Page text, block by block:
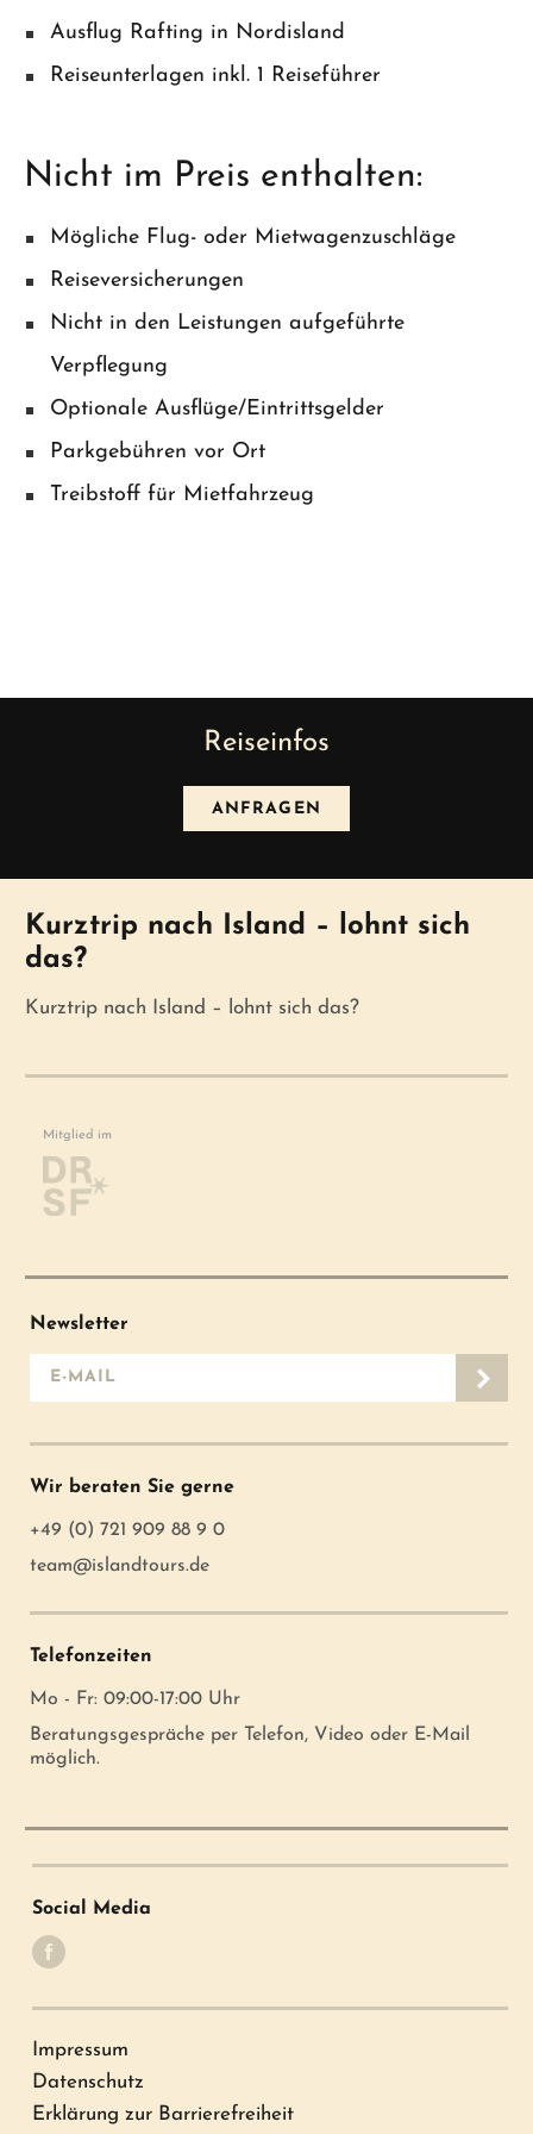
Ausflug Rafting in Nordisland
Reiseunterlagen inkl. 1 Reiseführer
Nicht im Preis enthalten:
Mögliche Flug- oder Mietwagenzuschläge
Reiseversicherungen
Nicht in den Leistungen aufgeführte
Verpflegung
Optionale Ausflüge/Eintrittsgelder
Parkgebühren vor Ort
Treibstoff für Mietfahrzeug
Reiseinfos
ANFRAGEN
Kurztrip nach Island – lohnt sich
das?
Kurztrip nach Island – lohnt sich das?
Mitglied im
Newsletter
E-Mail-Adresse
Wir beraten Sie gerne
+49 (0) 721 909 88 9 0
team@islandtours.de
Telefonzeiten
Mo - Fr: 09:00-17:00 Uhr
Beratungsgespräche per Telefon, Video oder E-Mail
möglich.
Social Media
Impressum
Datenschutz
Erklärung zur Barrierefreiheit